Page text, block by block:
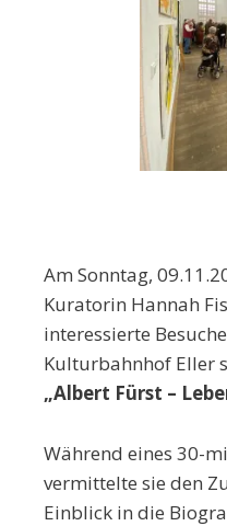
Am Sonntag,
Kuratorin Hannah
interessierte
Kulturbahnhof Eller
„Albert Fürst –
Während eines 30-
vermittelte sie den
Einblick in die